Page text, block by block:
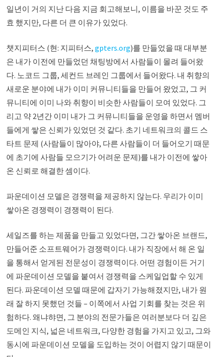
일년이 거의 지난 다음 지금 회고해보니, 이름을 바꾼 것도 주
효 했지만, 다른 더 큰 이유가 있었다.
챗지피터스 (현: 지피터스,gpters.org)를 만들었을 때 대부분
은 내가 이전에 만들었던 채팅방에서 사람들이 몰려 들어왔
다. 노코드 그룹, 세컨드 브레인 그룹에서 들어왔다. 내 취향의
새로운 분야에 내가 이미 커뮤니티들을 만들어 왔었고, 그 커
뮤니티에 이미 나와 취향이 비슷한 사람들이 모여 있었다. 그
리고 약 2년간 이미 내가 그 커뮤니티들을 운영을 하면서 멤버
들에게 쌓은 신뢰가 있었던 것 같다. 초기 네트워크의 콜드 스
타트 문제 (사람들이 많아야, 다른 사람들이 더 들어오기 때문
에 초기에 사람들 모으기가 어려운 문제)를 내가 이전에 쌓아
온 신뢰로 해결한 셈이다.
파운데이션 모델은 경쟁력을 제공하지 않는다. 우리가 이미
쌓아온 경쟁력이 경쟁력이 된다.
세일즈를 하는 제품을 만들고 있었다면, 그간 쌓아온 브랜드,
만들어준 소프트웨어가 경쟁력이다. 내가 직장에서 해 온 일
을 통해서 얻게된 전문성이 경쟁력이다. 어떤 경험이든 거기
에 파운데이션 모델을 붙여서 경쟁력을 스케일업할 수 있게
된다. 파운데이션 모델 때문에 갑자기 가능해졌지만, 내가 원
래 잘 하지 못했던 것들 – 이쪽에서 사업 기회를 찾는 것은 위
험하다. 왜냐햐면, 그 분야의 전문가들은 여러분보다 더 깊은
도메인 지식, 넓은 네트워크, 다양한 경험을 가지고 있고, 그와
동시에 파운데이션 모델을 도입하는 것이 어렵지 않기 때문이